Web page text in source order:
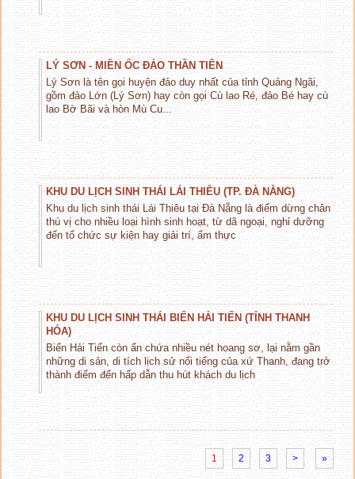
LÝ SƠN - MIỀN ỐC ĐẢO THẦN TIÊN
Lý Sơn là tên gọi huyện đảo duy nhất của tỉnh Quảng Ngãi,
gồm đảo Lớn (Lý Sơn) hay còn gọi Cù lao Ré, đảo Bé hay cù
lao Bờ Bãi và hòn Mù Cu...
KHU DU LỊCH SINH THÁI LÁI THIÊU (TP. ĐÀ NẴNG)
Khu du lịch sinh thái Lái Thiêu tại Đà Nẵng là điểm dừng chân
thú vị cho nhiều loại hình sinh hoạt, từ dã ngoại, nghỉ dưỡng
đến tổ chức sự kiện hay giải trí, ẩm thực
KHU DU LỊCH SINH THÁI BIỂN HẢI TIẾN (TỈNH THANH
HÓA)
Biển Hải Tiến còn ẩn chứa nhiều nét hoang sơ, lại nằm gần
những di sản, di tích lịch sử nổi tiếng của xứ Thanh, đang trở
thành điểm đến hấp dẫn thu hút khách du lịch
1 2 3 > »